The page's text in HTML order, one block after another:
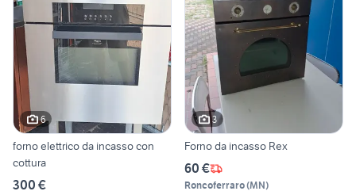
6
forno elettrico da incasso con
cottura
300 €
3
Forno da incasso Rex
60 €
Roncoferraro(MN)